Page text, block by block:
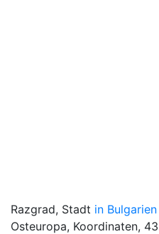
Razgrad, Stadt in Bulgarien
Osteuropa, Koordinaten,